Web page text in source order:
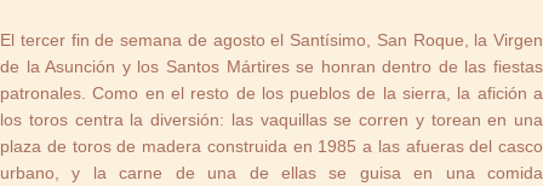
El tercer fin de semana de agosto el Santísimo, San Roque, la Virgen
de la Asunción y los Santos Mártires se honran dentro de las fiestas
patronales. Como en el resto de los pueblos de la sierra, la afición a
los toros centra la diversión: las vaquillas se corren y torean en una
plaza de toros de madera construida en 1985 a las afueras del casco
urbano, y la carne de una de ellas se guisa en una comida